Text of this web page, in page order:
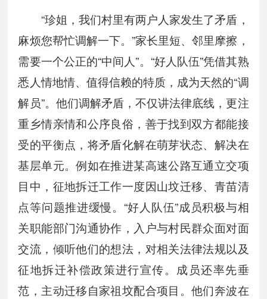
“珍姐，我们村里有两户人家发生了矛盾，
麻烦您帮忙调解一下。”家长里短、邻里摩擦，
需要一个公正的“中间人”。“好人队伍”凭借其熟
悉人情地情、值得信赖的特质，成为天然的“调
解员”。他们调解矛盾，不仅讲法律底线，更注
重乡情亲情和公序良俗，善于找到双方都能接
受的平衡点，将矛盾化解在萌芽状态、解决在
基层单元。例如在推进某高速公路互通立交项
目中，征地拆迁工作一度因山坟迁移、青苗清
点等问题推进缓慢。“好人队伍”成员积极与相
关职能部门沟通协作，入户与村民群众面对面
交流，倾听他们的想法，对相关法律法规以及
征地拆迁补偿政策进行宣传。成员还率先垂
范，主动迁移自家祖坟配合项目。他们奔波在